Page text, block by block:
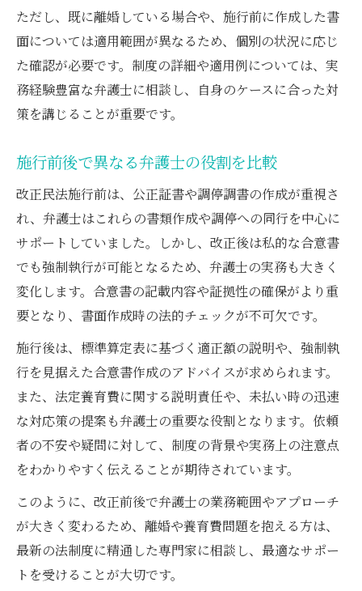
書類作成時の弁護士チェックポイントを紹
介
共同親権や養育費改正が与える家族への真の影
響
弁護士が解説する共同親権改正の要点
察
共同親権導入後に弁護士ができるサポート
新制度で変わる父母と子の関係性と弁護士
助言
弁護士の視点で見る家族への今後の課題
ただし、既に離婚している場合や、施行前に作成した書
面については適用範囲が異なるため、個別の状況に応じ
た確認が必要です。制度の詳細や適用例については、実
務経験豊富な弁護士に相談し、自身のケースに合った対
策を講じることが重要です。
施行前後で異なる弁護士の役割を比較
改正民法施行前は、公正証書や調停調書の作成が重視さ
れ、弁護士はこれらの書類作成や調停への同行を中心に
サポートしていました。しかし、改正後は私的な合意書
でも強制執行が可能となるため、弁護士の実務も大きく
変化します。合意書の記載内容や証拠性の確保がより重
要となり、書面作成時の法的チェックが不可欠です。
施行後は、標準算定表に基づく適正額の説明や、強制執
行を見据えた合意書作成のアドバイスが求められます。
また、法定養育費に関する説明責任や、未払い時の迅速
な対応策の提案も弁護士の重要な役割となります。依頼
者の不安や疑問に対して、制度の背景や実務上の注意点
をわかりやすく伝えることが期待されています。
このように、改正前後で弁護士の業務範囲やアプローチ
が大きく変わるため、離婚や養育費問題を抱える方は、
最新の法制度に精通した専門家に相談し、最適なサポー
トを受けることが大切です。